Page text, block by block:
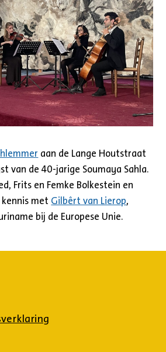
aan de Lange Houtstraat
van de 40-jarige Soumaya Sahla.
Frits en Femke Bolkestein en
met Gilbêrt van Lierop,
bij de Europese Unie.